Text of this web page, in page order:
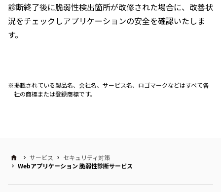
診断終了後に脆弱性検出箇所が改修された場合に、改善状
況をチェックしアプリケーションの安全を確認いたしま
す。
掲載されている製品名、会社名、サービス名、ロゴマークなどはすべて各
社の商標または登録商標です。
サービス
セキュリティ対策
Webアプリケーション 脆弱性診断サービス